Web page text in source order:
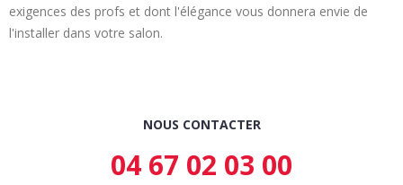
exigences des profs et dont l'élégance vous donnera envie de
l'installer dans votre salon.
NOUS CONTACTER
04 67 02 03 00